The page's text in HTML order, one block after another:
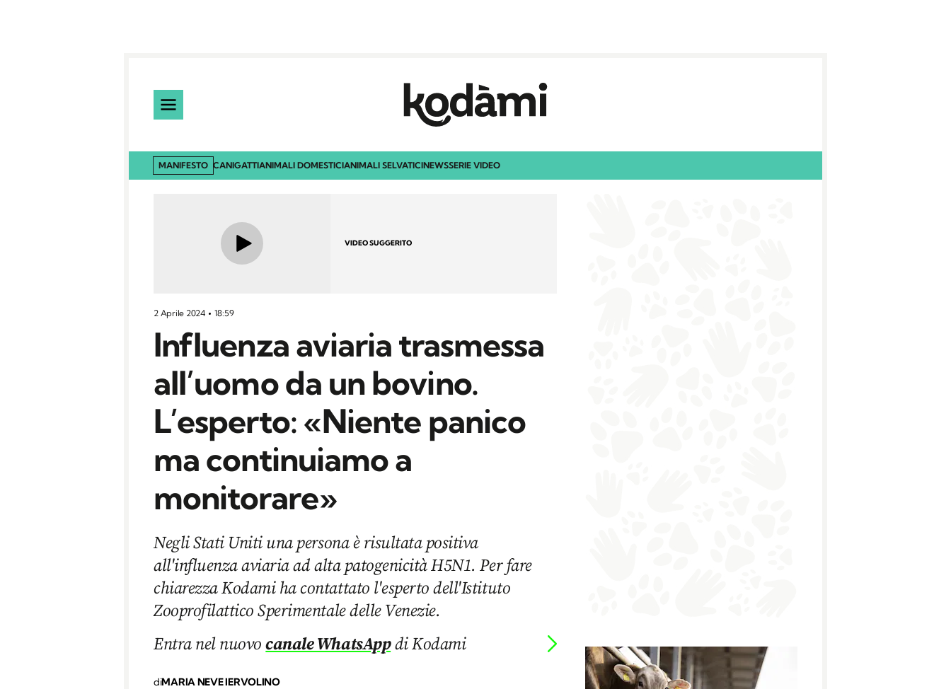
MANIFESTO CANIGATTIANIMALI DOMESTICIANIMALI SELVATICINEWSSERIE VIDEO
VIDEO SUGGERITO
2 Aprile 2024 18:59
Influenza aviaria trasmessa
all’uomo da un bovino.
L’esperto: «Niente panico
ma continuiamo a
monitorare»
Negli Stati Uniti una persona è risultata positiva
all'influenza aviaria ad alta patogenicità H5N1. Per fare
chiarezza Kodami ha contattato l'esperto dell'Istituto
Zooprofilattico Sperimentale delle Venezie.
Entra nel nuovocanale WhatsAppdi Kodami
diMARIA NEVE IERVOLINO